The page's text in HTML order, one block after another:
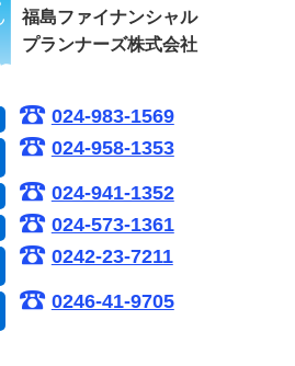
福島ファイナンシャル
プランナーズ株式会社
024-983-1569
024-958-1353
024-941-1352
024-573-1361
0242-23-7211
0246-41-9705